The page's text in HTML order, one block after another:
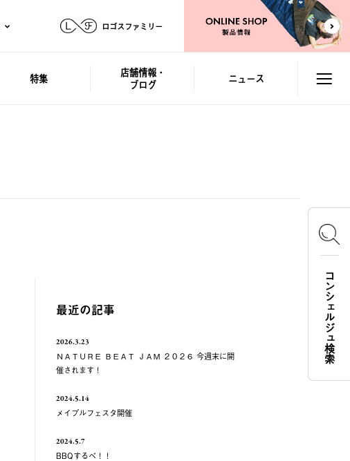
ロゴスファミリー
特集
店舗情報・
ブログ
ニュース
最近の記事
2026.3.23
ＮＡＴＵＲＥ ＢＥＡＴ ＪＡＭ ２０２６ 今週末に開
催されます！
2024.5.14
メイプルフェスタ開催
2024.5.7
BBQするべ！！
コンシェルジュ検索